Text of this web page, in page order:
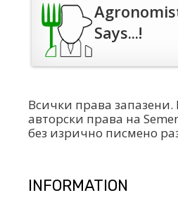
Says...!
Всички права
авторски права на
без изрично писмено
INFORMATION